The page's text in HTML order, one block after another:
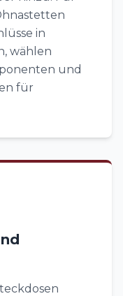
in
wählen
und
für